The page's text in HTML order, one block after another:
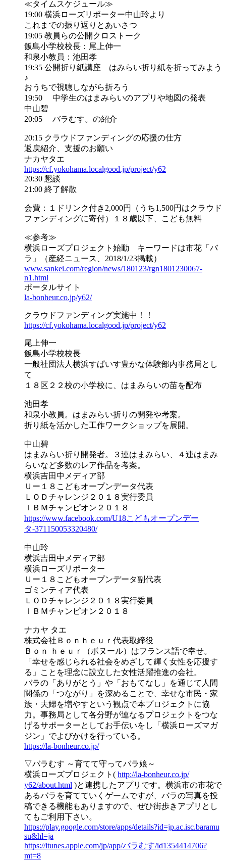
≪タイムスケジュール≫
19:00 横浜ローズリポーター中山玲より
これまでの振り返りとあいさつ
19:05 教員らの公開クロストーク
飯島小学校校長：尾上伸一
和泉小教員：池田孝
19:35 公開折り紙講座 はみらい折り紙を折ってみよう
♪
おうちで視聴しながら折ろう
19:50 中学生のはまみらいのアプリや地図の発表
中山碧
20:05 バラむす。の紹介
20:15 クラウドファンディングの応援の仕方
返戻紹介、支援のお願い
ナカヤタエ
https://cf.yokohama.localgood.jp/project/y62
20:30 懇談
21:00 終了解散
会費：１ドリンク付き2,000円（うち1,500円はクラウド
ファンディングに寄付）１８歳以下、こども無料
≪参考≫
横浜ローズプロジェクト始動 キーワードは市花「バ
ラ」
（産経ニュース、2018/1/23掲載）
www.sankei.com/region/news/180123/rgn1801230067-
n1.html
ポータルサイト
la-bonheur.co.jp/y62/
クラウドファンディング実施中！！
https://cf.yokohama.localgood.jp/project/y62
尾上伸一
飯島小学校校長
一般社団法人横浜すぱいす豊かな体験部内事務局とし
て
１８区２２校の小学校に、はまみらいの苗を配布
池田孝
和泉小教員。はまみらい折りの開発や考案。
折り紙を活かした工作ワークショップを展開。
中山碧
はまみらい折り開発者。３連はまみらい、４連はまみ
らいなど多数のレア作品を考案。
横浜吉田中メディア部
Ｕー１８こどもオープンデータ代表
ＬＯＤチャレンジ２０１８実行委員
ＩＢＭチャンピオン２０１８
https://www.facebook.com/U18こどもオープンデー
タ-371150053320480/
中山玲
横浜吉田中メディア部
横浜ローズリポーター
Ｕー１８こどもオープンデータ副代表
ゴミンティア代表
ＬＯＤチャレンジ２０１８実行委員
ＩＢＭチャンピオン２０１８
ナカヤ タエ
株式会社Ｂｏｎｈｅｕｒ代表取締役
Ｂｏｎ ｈｅｕｒ（ボヌール）はフランス語で幸せ。
「幸せを感じ られる社会をめざして輝く女性を応援す
る」ことを理念に設立した女性活躍推進の会社。
バラの「ありがとう」や「おもてなし」を通じて人間
関係の「つながり」を深めることで、幸せな市民・家
族・夫婦を増やすという観点で本プロジェクトに協
力。事務局として各分野が連なるプロジェクトをつな
げるサポーターとしてお手伝いをし「横浜ローズマガ
ジン」でよびかけを行っている。
https://la-bonheur.co.jp/
▽バラむす ～育てて守ってバラ娘～
横浜ローズプロジェクト( http://la-bonheur.co.jp/
y62/about.html )と連携したアプリです。横浜市の市花で
あるバラを育てていくゲームですが、バラの写真を投
稿できる機能もあり ますので、ぜひ街歩きアプリとし
てもご利用下さい。
https://play.google.com/store/apps/details?id=jp.ac.isc.baramu
su&hl=ja
https://itunes.apple.com/jp/app/バラむす/id1354414706?
mt=8